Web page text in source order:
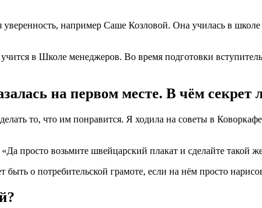
например Саше Козловой. Она училась в школе
в Школе менеджеров. Во время подготовки
на первом месте. В чём секрет
то, что им понравится. Я ходила на советы в
просто возьмите швейцарский плакат и сделайте такой
быть о потребительской грамоте, если на нём просто